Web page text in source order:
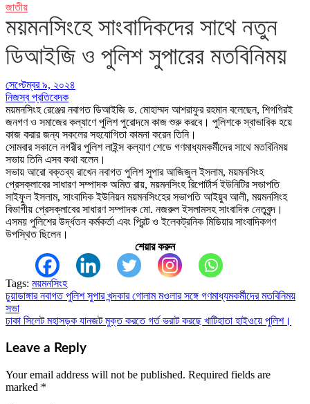
জাতীয়
ময়মনসিংহে সাংবাদিকদের সাথে নতুন
ডিআইজি ও পুলিশ সুপারের মতবিনিময়
সেপ্টেম্বর ৯, ২০২৪
নিজস্ব প্রতিবেদক
ময়মনসিংহ রেঞ্জের নবাগত ডিআইজি ড. মোহাম্মদ আশরাফুর রহমান বলেছেন, শিগগিরই
জনগণ ও সমাজের কল্যাণে পুলিশ পুরোদমে কাজ শুরু করবে। পুলিশকে স্বাভাবিক হয়ে
কাজ করার জন্য সকলের সহযোগিতা কামনা করেন তিনি।
সোমবার সকালে নগরীর পুলিশ লাইন্স কল্যাণ শেডে গণমাধ্যমকর্মীদের সাথে মতবিনিময়
সভায় তিনি এসব কথা বলেন।
সভায় আরো বক্তব্য রাখেন নবাগত পুলিশ সুপার আজিজুল ইসলাম, ময়মনসিংহ
প্রেসক্লাবের সাধারণ সম্পাদক অমিত রায়, ময়মনসিংহ রিপোর্টার্স ইউনিটির সভাপতি
সাইফুল ইসলাম, সাংবাদিক ইউনিয়ন ময়মনসিংহের সভাপতি আইয়ুব আলী, ময়মনসিংহ
বিভাগীয় প্রেসক্লাবের সাধারণ সম্পাদক মো. নজরুল ইসলামসহ সাংবাদিক নেতৃবৃন্দ।
এসময় পুলিশের উর্দ্ধতন কর্মকর্তা এবং প্রিন্ট ও ইলেকট্রনিক মিডিয়ার সাংবাদিকগণ
উপস্থিত ছিলেন।
শেয়ার করুন
Tags: ময়মনসিংহ
Post
navigation
চুয়াডাঙ্গার নবাগত পুলিশ সুপার খন্দকার গোলাম মওলার সঙ্গে গণমাধ্যমকর্মীদের মতবিনিময়
সভা
ঢাকা সিলেট মহাসড়ক যানজট মুক্ত করতে গর্ত ভরাট করছে খাটিহাতা হাইওয়ে পুলিশ।
Leave a Reply
Your email address will not be published. Required fields are
marked *